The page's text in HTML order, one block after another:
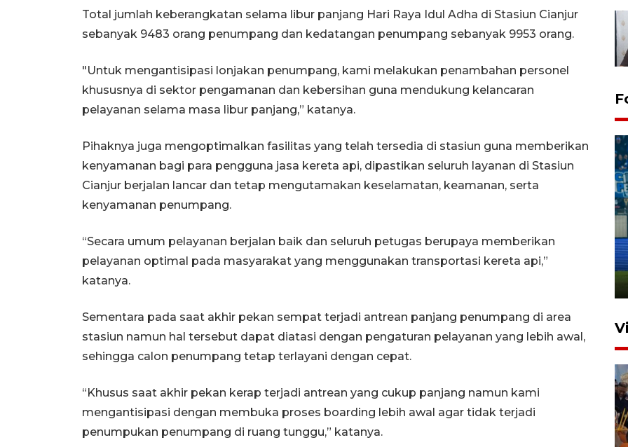
Total jumlah keberangkatan selama libur panjang Hari Raya Idul Adha di Stasiun Cianjur
sebanyak 9483 orang penumpang dan kedatangan penumpang sebanyak 9953 orang.
"Untuk mengantisipasi lonjakan penumpang, kami melakukan penambahan personel
khususnya di sektor pengamanan dan kebersihan guna mendukung kelancaran
pelayanan selama masa libur panjang,” katanya.
Pihaknya juga mengoptimalkan fasilitas yang telah tersedia di stasiun guna memberikan
kenyamanan bagi para pengguna jasa kereta api, dipastikan seluruh layanan di Stasiun
Cianjur berjalan lancar dan tetap mengutamakan keselamatan, keamanan, serta
kenyamanan penumpang.
“Secara umum pelayanan berjalan baik dan seluruh petugas berupaya memberikan
pelayanan optimal pada masyarakat yang menggunakan transportasi kereta api,”
katanya.
Sementara pada saat akhir pekan sempat terjadi antrean panjang penumpang di area
stasiun namun hal tersebut dapat diatasi dengan pengaturan pelayanan yang lebih awal,
sehingga calon penumpang tetap terlayani dengan cepat.
“Khusus saat akhir pekan kerap terjadi antrean yang cukup panjang namun kami
mengantisipasi dengan membuka proses boarding lebih awal agar tidak terjadi
penumpukan penumpang di ruang tunggu,” katanya.
dan manajerial SPPI di
Balikpapan